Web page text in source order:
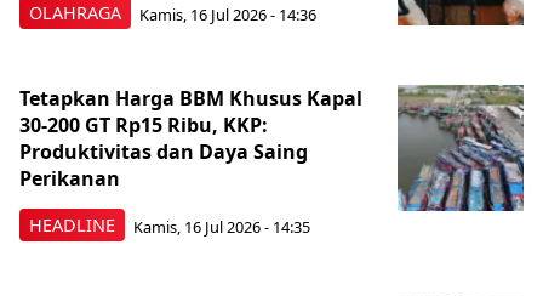
OLAHRAGA Kamis, 16 Jul 2026 - 14:36
HEADLINE
Tetapkan Harga BBM Khusus Kapal
30-200 GT Rp15 Ribu, KKP:
Produktivitas dan Daya Saing
Perikanan
Kamis, 16 Jul 2026 - 14:35